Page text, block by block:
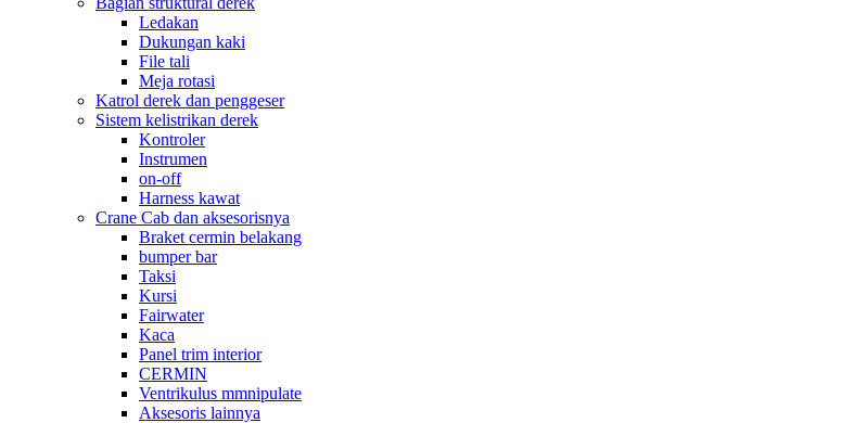
Ledakan
Dukungan kaki
File tali
Meja rotasi
Katrol derek dan penggeser
Sistem kelistrikan derek
Kontroler
Instrumen
on-off
Harness kawat
Crane Cab dan aksesorisnya
Braket cermin belakang
bumper bar
Taksi
Kursi
Fairwater
Kaca
Panel trim interior
CERMIN
Ventrikulus mmnipulate
Aksesoris lainnya